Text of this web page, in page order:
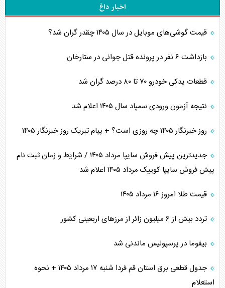
اخبار داغ
قیمت گوشی‌های موبایل در سال ۱۴۰۵ چقدر گران شد؟
بازداشت ۶ نفر در پرونده قتل جوانی در ستارخان
قطعات یدکی خودرو ۷۰ تا ۸۰ درصد گران شد
نتیجه آزمون ورودی سمپاد سال ۱۴۰۵ اعلام شد
روز خبرنگار ۱۴۰۵ چه روزی است؟ + پیام تبریک روز خبرنگار ۱۴۰۵
جدیدترین پیش فروش سایپا مرداد ۱۴۰۵ / شرایط و زمان ثبت نام
پیش فروش سایپا کوییک مرداد ۱۴۰۵ اعلام شد
قیمت طلا امروز ۱۶ مرداد ۱۴۰۵
تردد بیش از ۶ میلیون زائر از مرزهای اربعینی کشور
بیفوما در پرسپولیس ماندنی شد
جدول قطعی برق استان قم فردا شنبه ۱۷ مرداد ۱۴۰۵ + نحوه
استعلام